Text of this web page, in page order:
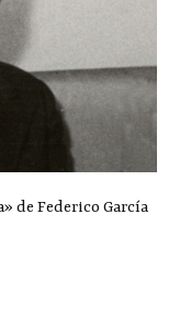
de Federico García